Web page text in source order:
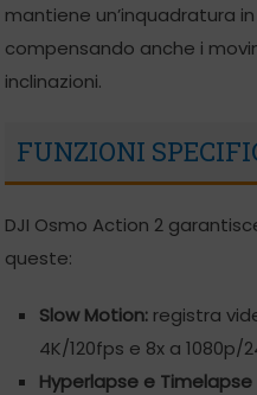
mantiene un’inquadratura
compensando anche i
inclinazioni.
FUNZIONI
DJI Osmo Action 2
queste:
Slow Motion: registra
4K/120fps e 8x a 1080p/
Hyperlapse e Timelapse